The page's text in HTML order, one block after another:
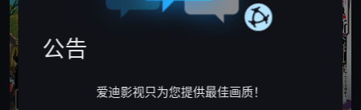
公告
爱迪影视只为您提供最佳画质！